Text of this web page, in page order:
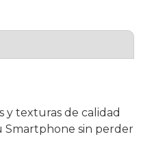
y texturas de calidad
sin perder